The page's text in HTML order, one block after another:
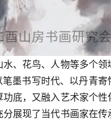
、花鸟、人物等多个领
墨书写时代、以丹青寄
底，又融入艺术家个性
展现了当代书画家在传